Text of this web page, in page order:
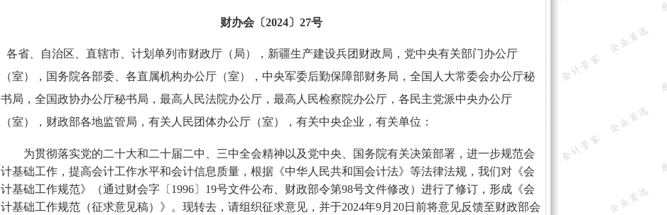
财办会〔2024〕27号
各省、自治区、直辖市、计划单列市财政厅（局），新疆生产建设兵团财政局，党中央有关部门办公厅
（室），国务院各部委、各直属机构办公厅（室），中央军委后勤保障部财务局，全国人大常委会办公厅秘
书局，全国政协办公厅秘书局，最高人民法院办公厅，最高人民检察院办公厅，各民主党派中央办公厅
（室），财政部各地监管局，有关人民团体办公厅（室），有关中央企业，有关单位：
为贯彻落实党的二十大和二十届二中、三中全会精神以及党中央、国务院有关决策部署，进一步规范会
计基础工作，提高会计工作水平和会计信息质量，根据《中华人民共和国会计法》等法律法规，我们对《会
计基础工作规范》（通过财会字〔1996〕19号文件公布、财政部令第98号文件修改）进行了修订，形成《会
计基础工作规范（征求意见稿）》。现转去，请组织征求意见，并于2024年9月20日前将意见反馈至财政部会